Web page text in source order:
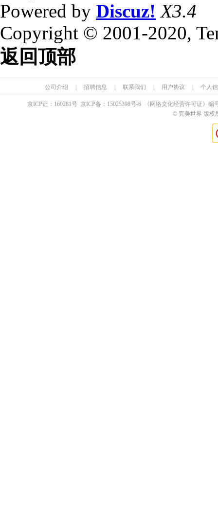
Powered by Discuz! X3.4
Copyright © 2001-2020,
返回顶部
公司介绍 招聘信息 联系我们 用户协议 个人
京ICP证： 160281号 京ICP备： 15025398号-6 《网络文化经营许可证》编
© 完美世界 版权